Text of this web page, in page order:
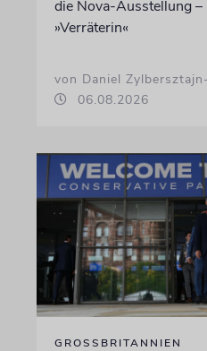
die Nova-Ausstellung
»Verräterin«
von Daniel
06.08.2026
GROSSBRITANNIEN